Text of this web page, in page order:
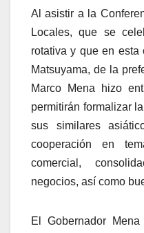
Al asistir a la
Locales, que se
rotativa y que en
Matsuyama, de la
Marco Mena hizo
permitirán formalizar
sus similares
cooperación en
comercial,
negocios, así como
El Gobernador